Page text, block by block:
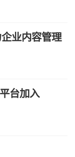
业内容管理
台加入